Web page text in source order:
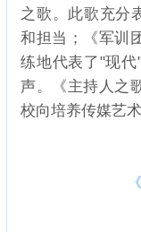
之歌。此歌充分
和担当；《军训
练地代表了"现
声。《主持人之
校向培养传媒艺